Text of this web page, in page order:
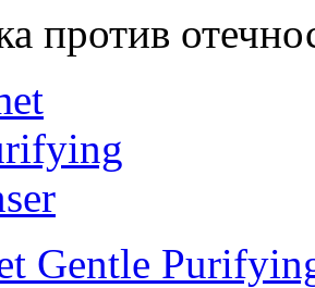
против
Gentle